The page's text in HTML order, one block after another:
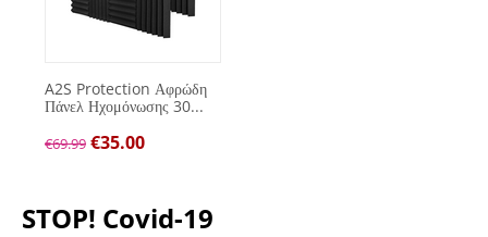
A2S Protection Αφρώδη
Πάνελ Ηχομόνωσης 30...
€69.99 €35.00
STOP! Covid-19